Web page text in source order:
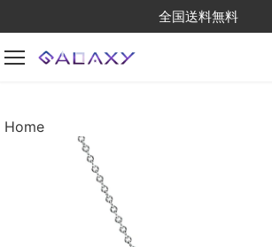
to
content
全国送料無料
Home